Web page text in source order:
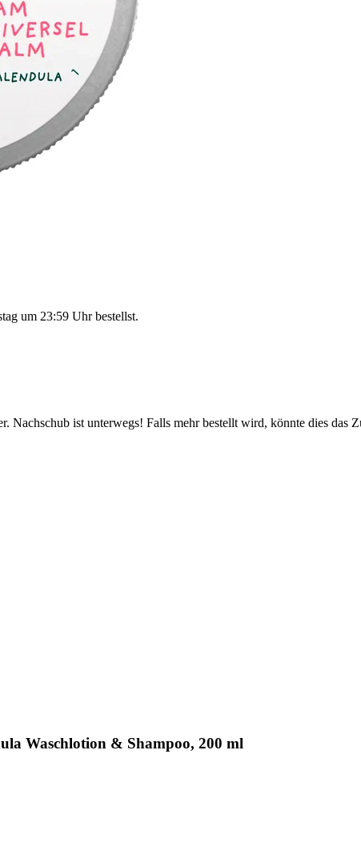
um 23:59 Uhrbestellst.
Nachschub ist unterwegs! Falls mehr bestellt wird, könnte dies das
Waschlotion & Shampoo, 200 ml